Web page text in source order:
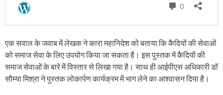
एक सवाल के जवाब में लेखक ने कारा महानिदेश को बताया कि कैदियों की सेवाओं
को समाज सेवा के लिए उपयोग किया जा सकता है। इस पुस्तक में कैदियों की
समाज सेवाओं के बारे में विस्तार से लिखा गया है। साथ ही आईपीएस अधिकारी डॉ
सौम्या मिश्रा ने पुस्तक लोकार्पण कार्यक्रम में भाग लेने का आश्वासन दिया है।